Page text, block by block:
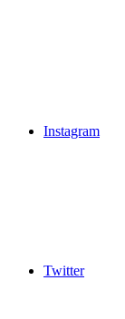
Instagram
Twitter